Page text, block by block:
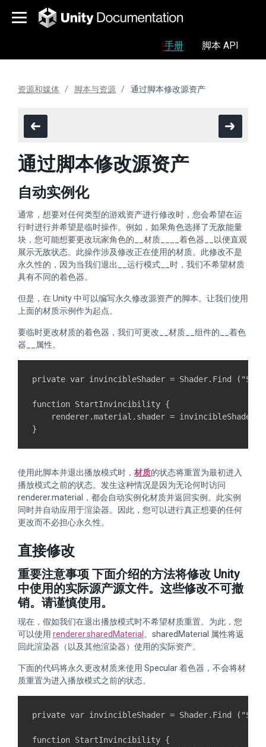
手册 脚本 API
资源和媒体 脚本与资源 通过脚本修改源资产
通过脚本修改源资产
自动实例化
通常，想要对任何类型的游戏资产进行修改时，您会希望在运
行时进行并希望是临时操作。例如，如果角色选择了无敌能量
块，您可能想要更改玩家角色的__材质____着色器__以便直观
展示无敌状态。此操作涉及修改正在使用的材质。此修改不是
永久性的，因为当我们退出__运行模式__时，我们不希望材质
具有不同的着色器。
但是，在 Unity 中可以编写永久修改源资产的脚本。让我们使用
上面的材质示例作为起点。
要临时更改材质的着色器，我们可更改__材质__组件的__着色
器__属性。
private var invincibleShader = Shader.Find
function StartInvincibility {
    renderer.material.shader = invincibleShader;
使用此脚本并退出播放模式时， 材质的状态将重置为最初进入
播放模式之前的状态。发生这种情况是因为无论何时访问
renderer.material，都会自动实例化材质并返回实例。此实例
同时并自动应用于渲染器。因此，您可以进行真正想要的任何
更改而不必担心永久性。
直接修改
重要注意事项 下面介绍的方法将修改 Unity
中使用的实际源产源文件。这些修改不可撤
销。请谨慎使用。
现在，假如我们在退出播放模式时不希望材质重置。为此，您
可以使用 renderer.sharedMaterial 。sharedMaterial 属性将返
回此渲染器（以及其他渲染器）使用的实际资产。
下面的代码将永久更改材质来使用 Specular 着色器，不会将材
质重置为进入播放模式之前的状态。
private var invincibleShader = Shader.Find
function StartInvincibility {